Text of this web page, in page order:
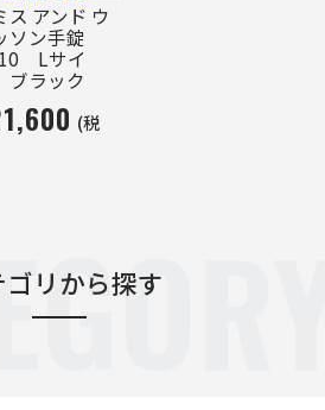
ス アンド ウ
ソン手錠
Lサイ
ラック
(税
ゴリから探す